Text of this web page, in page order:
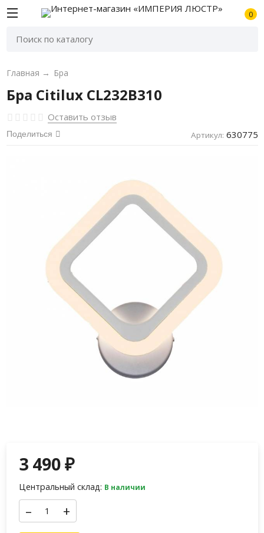
0
Главная → Бра
Бра Citilux CL232B310
Оставить отзыв
Поделиться Артикул: 630775
3 490₽
Центральный склад: В наличии
– +